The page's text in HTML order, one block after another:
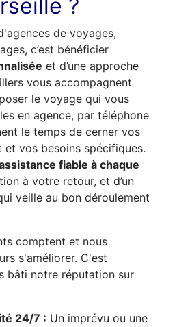
?
de voyages,
c’est bénéficier
et d’une approche
vous accompagnent
le voyage qui vous
en agence, par téléphone
le temps de cerner vos
vos besoins spécifiques.
fiable à chaque
à votre retour, et d’un
veille au bon déroulement
comptent et nous
s'améliorer. C'est
bâti notre réputation sur
24/7 : Un imprévu ou une